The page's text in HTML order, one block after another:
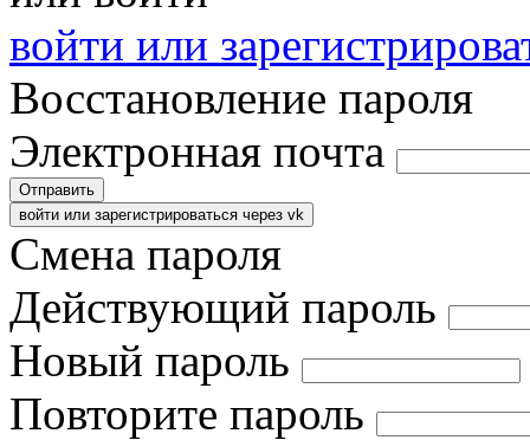
войти или
Восстановление пароля
Электронная почта
Отправить
войти или зарегистрироваться через vk
Смена пароля
Действующий пароль
Новый пароль
Повторите пароль